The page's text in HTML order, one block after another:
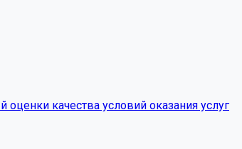
качества условий оказания услуг